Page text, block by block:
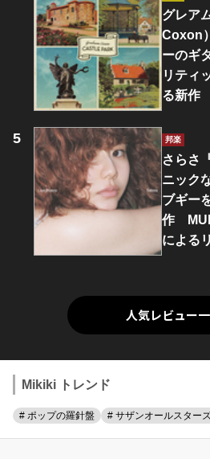
グレア
Coxon
ーのギ
リティ
る新作
邦楽
さらさ
ニック
ブギー
作
による
人気レビュー
Mikiki トレンド
# ポップの羅針盤 # サザンオールスター